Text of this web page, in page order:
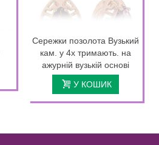
Сережки позолота Вузький
кам. у 4х тримають. на
ажурній вузькій основі
У КОШИК